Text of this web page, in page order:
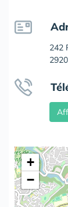
242
+
−